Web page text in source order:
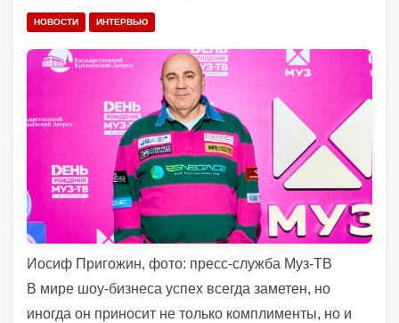
НОВОСТИ ИНТЕРВЬЮ
Иосиф Пригожин, фото: пресс-служба Муз-ТВ
В мире шоу-бизнеса успех всегда заметен, но
иногда он приносит не только комплименты, но и